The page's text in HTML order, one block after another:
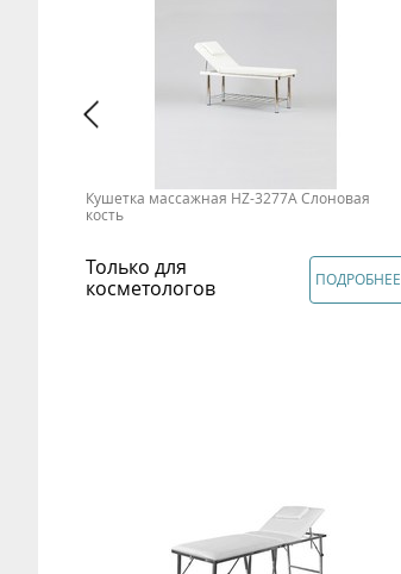
Кушетка массажная HZ-3277A Слоновая
кость
Только для
косметологов
ПОДРОБНЕЕ